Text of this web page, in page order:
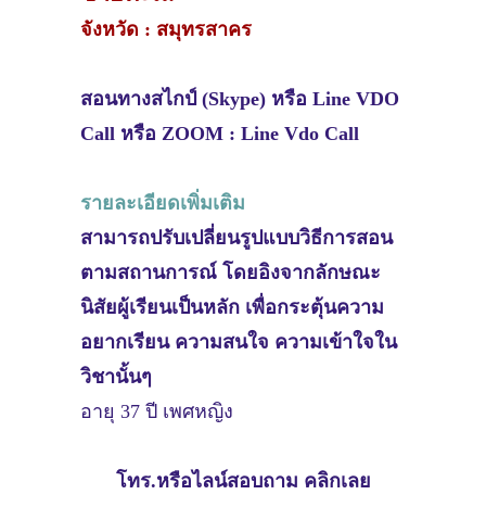
จังหวัด : สมุทรสาคร
สอนทางสไกป์ (Skype) หรือ Line VDO
Call หรือ ZOOM : Line Vdo Call
รายละเอียดเพิ่มเติม
สามารถปรับเปลี่ยนรูปแบบวิธีการสอน
ตามสถานการณ์ โดยอิงจากลักษณะ
นิสัยผู้เรียนเป็นหลัก เพื่อกระตุ้นความ
อยากเรียน ความสนใจ ความเข้าใจใน
วิชานั้นๆ
อายุ 37 ปี เพศหญิง
โทร.หรือไลน์สอบถาม คลิกเลย